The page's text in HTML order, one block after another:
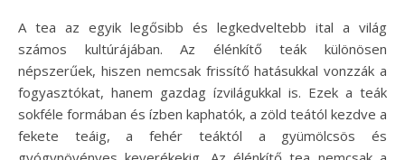
A tea az egyik legősibb és legkedveltebb ital a világ
számos kultúrájában. Az élénkítő teák különösen
népszerűek, hiszen nemcsak frissítő hatásukkal vonzzák a
fogyasztókat, hanem gazdag ízvilágukkal is. Ezek a teák
sokféle formában és ízben kaphatók, a zöld teától kezdve a
fekete teáig, a fehér teáktól a gyümölcsös és